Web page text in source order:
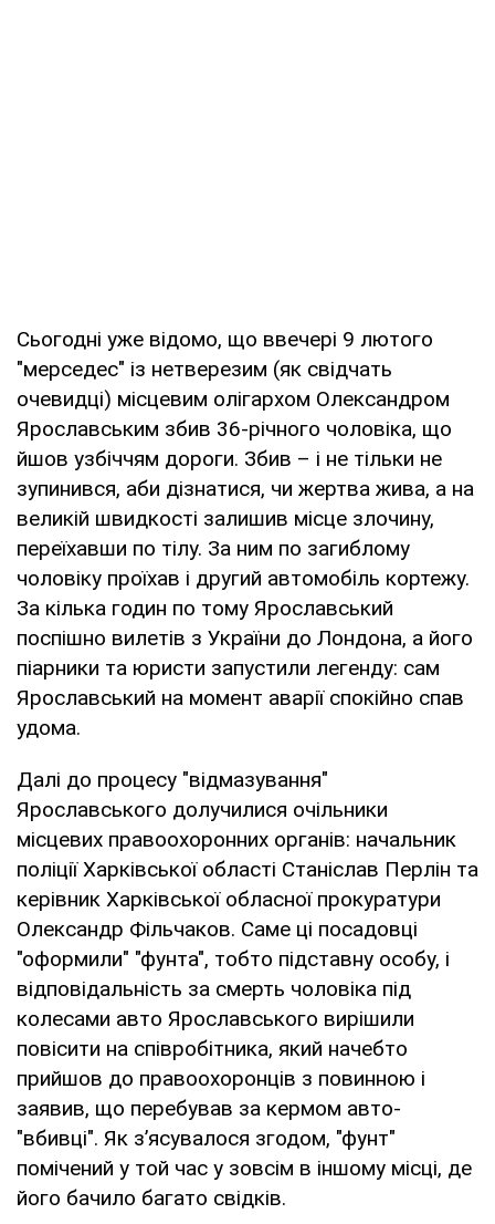
Сьогодні уже відомо, що ввечері 9 лютого
"мерседес" із нетверезим (як свідчать
очевидці) місцевим олігархом Олександром
Ярославським збив 36-річного чоловіка, що
йшов узбіччям дороги. Збив – і не тільки не
зупинився, аби дізнатися, чи жертва жива, а на
великій швидкості залишив місце злочину,
переїхавши по тілу. За ним по загиблому
чоловіку проїхав і другий автомобіль кортежу.
За кілька годин по тому Ярославський
поспішно вилетів з України до Лондона, а його
піарники та юристи запустили легенду: сам
Ярославський на момент аварії спокійно спав
удома.
Далі до процесу "відмазування"
Ярославського долучилися очільники
місцевих правоохоронних органів: начальник
поліції Харківської області Станіслав Перлін та
керівник Харківської обласної прокуратури
Олександр Фільчаков. Саме ці посадовці
"оформили" "фунта", тобто підставну особу, і
відповідальність за смерть чоловіка під
колесами авто Ярославського вирішили
повісити на співробітника, який начебто
прийшов до правоохоронців з повинною і
заявив, що перебував за кермом авто-
"вбивці". Як з’ясувалося згодом, "фунт"
помічений у той час у зовсім в іншому місці, де
його бачило багато свідків.